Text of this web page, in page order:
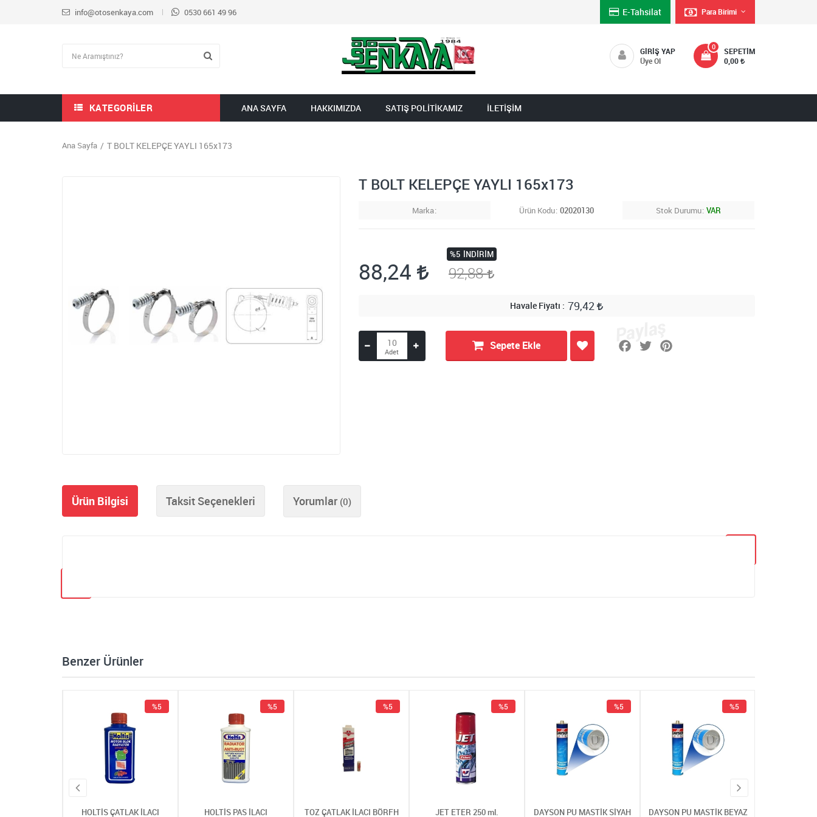
info@otosenkaya.com 0530 661 49 96 E-Tahsilat Para Birimi
SEPETIM
0
0,00
GIRIŞ YAP
Üye Ol
KATEGORILER ANA SAYFA HAKKIMIZDA SATIŞ POLİTİKAMIZ İLETİŞİM
Ana Sayfa T BOLT KELEPÇE YAYLI 165x173
T BOLT KELEPÇE YAYLI 165x173
Marka Ürün Kodu 02020130 Stok Durumu VAR
88,24
%5 İNDIRIM
92,88
Havale Fiyatı 79,42
Sepete Ekle
Ürün Bilgisi Taksit Seçenekleri Yorumlar (0)
Benzer Ürünler
HOLTİS ÇATLAK İLACI
%5
HOLTİS PAS İLACI
%5
TOZ ÇATLAK İLACI BÖRFH
%5
JET ETER 250 ml.
%5
DAYSON PU MASTİK SİYAH
%5
DAYSON PU MASTİK BEYAZ
%5